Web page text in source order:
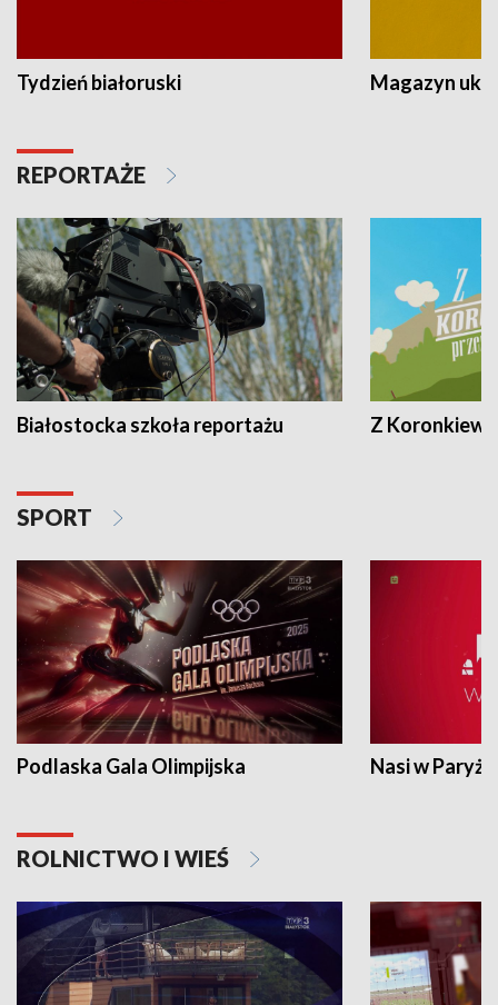
Tydzień białoruski Magazyn
REPORTAŻE
Białostocka szkoła reportażu Z
SPORT
Podlaska Gala Olimpijska Nasi w Paryżu
ROLNICTWO I WIEŚ